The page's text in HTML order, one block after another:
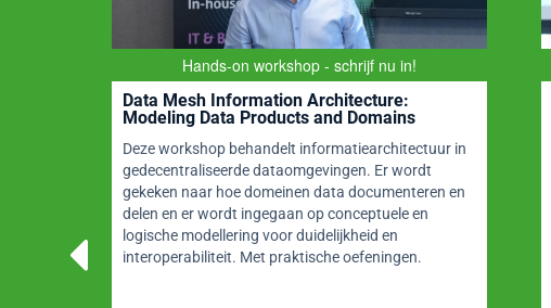
Hands-on workshop - schrijf nu in!
Data Mesh Information Architecture:
Modeling Data Products and Domains
Deze workshop behandelt informatiearchitectuur in
gedecentraliseerde dataomgevingen. Er wordt
gekeken naar hoe domeinen data documenteren en
delen en er wordt ingegaan op conceptuele en
logische modellering voor duidelijkheid en
interoperabiliteit. Met praktische oefeningen.